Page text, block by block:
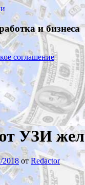
и бизнеса
соглашение
УЗИ
2018 от Redactor